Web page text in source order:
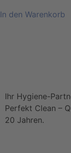
In den Warenkorb
Ihr Hygiene-
Perfekt Clean –
20 Jahren.